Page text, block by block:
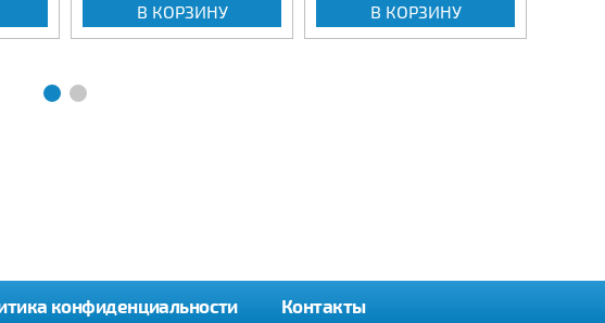
В КОРЗИНУ В КОРЗИНУ
конфиденциальности Контакты